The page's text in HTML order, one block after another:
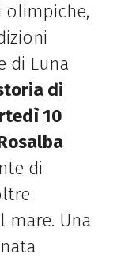
olimpiche,
di Luna
di
10
di
mare. Una